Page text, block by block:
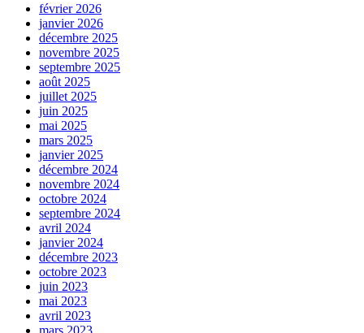
février 2026
janvier 2026
décembre 2025
novembre 2025
septembre 2025
août 2025
juillet 2025
juin 2025
mai 2025
mars 2025
janvier 2025
décembre 2024
novembre 2024
octobre 2024
septembre 2024
avril 2024
janvier 2024
décembre 2023
octobre 2023
juin 2023
mai 2023
avril 2023
mars 2023